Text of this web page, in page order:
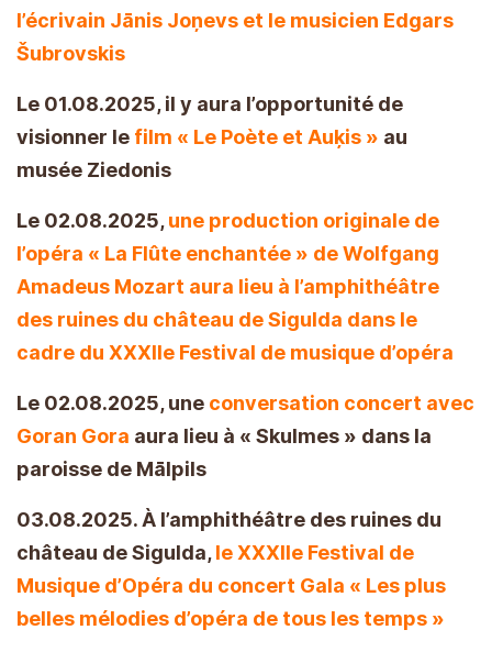
l’écrivain Jānis Joņevs et le musicien Edgars
Šubrovskis
Le 01.08.2025, il y aura l’opportunité de
visionner le film « Le Poète et Auķis » au
musée Ziedonis
Le 02.08.2025,une production originale de
l’opéra « La Flûte enchantée » de Wolfgang
Amadeus Mozart aura lieu à l’amphithéâtre
des ruines du château de Sigulda dans le
cadre du XXXIIe Festival de musique d’opéra
Le 02.08.2025, une conversation concert avec
Goran Gora aura lieu à « Skulmes » dans la
paroisse de Mālpils
03.08.2025. À l’amphithéâtre des ruines du
château de Sigulda,le XXXIIe Festival de
Musique d’Opéra du concert Gala « Les plus
belles mélodies d’opéra de tous les temps »